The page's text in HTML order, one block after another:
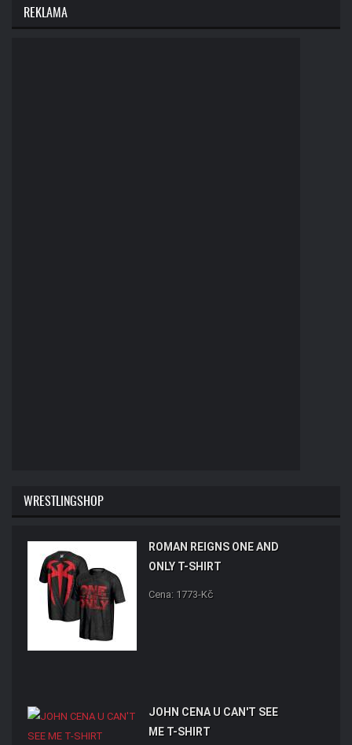
REKLAMA
WRESTLINGSHOP
ROMAN REIGNS ONE AND
ONLY T-SHIRT
Cena: 1773-Kč
JOHN CENA U CAN'T SEE
ME T-SHIRT